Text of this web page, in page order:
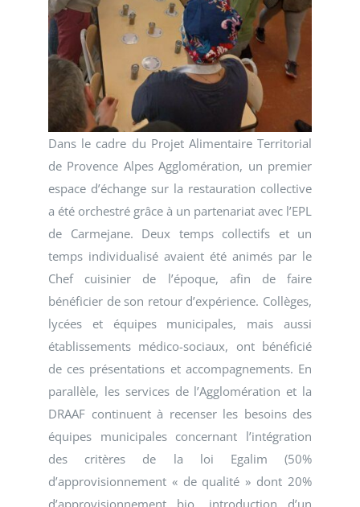
Dans le cadre du Projet Alimentaire Territorial
de Provence Alpes Agglomération, un premier
espace d’échange sur la restauration collective
a été orchestré grâce à un partenariat avec l’EPL
de Carmejane. Deux temps collectifs et un
temps individualisé avaient été animés par le
Chef cuisinier de l’époque, afin de faire
bénéficier de son retour d’expérience. Collèges,
lycées et équipes municipales, mais aussi
établissements médico-sociaux, ont bénéficié
de ces présentations et accompagnements. En
parallèle, les services de l’Agglomération et la
DRAAF continuent à recenser les besoins des
équipes municipales concernant l’intégration
des critères de la loi Egalim (50%
d’approvisionnement « de qualité » dont 20%